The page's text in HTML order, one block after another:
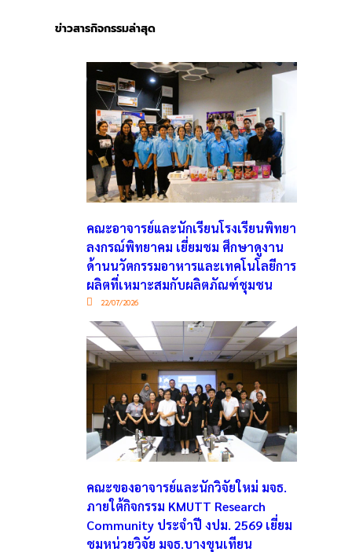
ข่าวสารกิจกรรมล่าสุด
คณะอาจารย์และนักเรียนโรงเรียนพิทยา
ลงกรณ์พิทยาคม เยี่ยมชม ศึกษาดูงาน
ด้านนวัตกรรมอาหารและเทคโนโลยีการ
ผลิตที่เหมาะสมกับผลิตภัณฑ์ชุมชน
22/07/2026
คณะของอาจารย์และนักวิจัยใหม่ มจธ.
ภายใต้กิจกรรม KMUTT Research
Community ประจำปี งปม. 2569 เยี่ยม
ชมหน่วยวิจัย มจธ.บางขุนเทียน